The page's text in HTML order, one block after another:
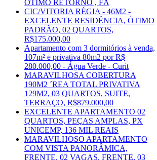
ÓTIMO RETORNO , FÁ
CIC/VITORIA RÉGIA - 46M2 -
EXCELENTE RESIDÊNCIA, ÓTIMO
PADRÃO, 02 QUARTOS,
R$175.000,00
Apartamento com 3 dormitórios à venda,
107m² e privativa 80m2 por R$
280.000,00 - Água Verde - Curit
MARAVILHOSA COBERTURA
190M2 ´REA TOTAL PRIVATIVA
129M2, 03 QUARTOS, SUITE,
TERRAÇO, R$879.000,00
EXCELENTE APARTAMENTO 02
QUARTOS, PEÇAS AMPLAS, PX
UNICEMP, 136 MIL REAIS
MARAVILHOSO APARTAMENTO
COM VISTA PANORÂMICA,
FRENTE, 02 VAGAS, FRENTE, 03